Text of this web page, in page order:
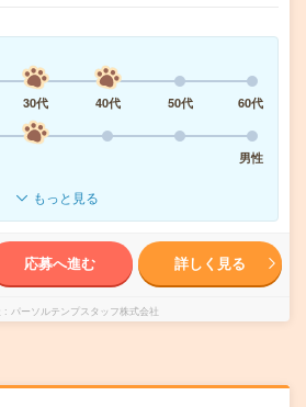
30代 40代 50代
60代
男性
もっと見る
応募へ進む 詳しく見る
パーソルテンプスタッフ株式会社